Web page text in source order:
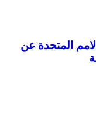
المتحدة عن